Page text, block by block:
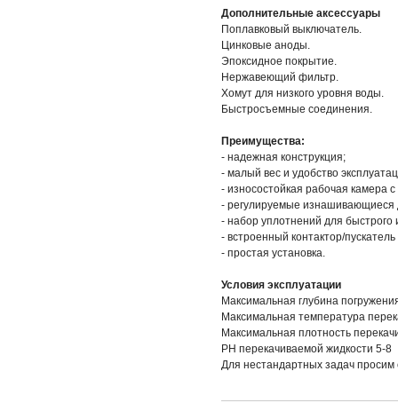
Дополнительные аксессуары
Поплавковый выключатель.
Цинковые аноды.
Эпоксидное покрытие.
Нержавеющий фильтр.
Хомут для низкого уровня воды.
Быстросъемные соединения.
Преимущества:
- надежная конструкция;
- малый вес и удобство
- износостойкая рабочая камера
- регулируемые изнашивающиеся
- набор уплотнений для быстрого
- встроенный контактор/
- простая установка.
Условия эксплуатации
Максимальная глубина
Максимальная температура
Максимальная плотность
PH перекачиваемой жидкости 5-8
Для нестандартных задач